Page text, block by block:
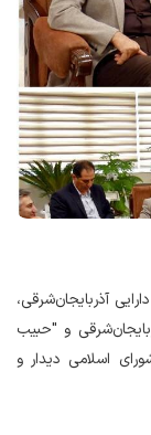
آذربایجان‌شرقی،
و "حبیب
اسلامی دیدار و